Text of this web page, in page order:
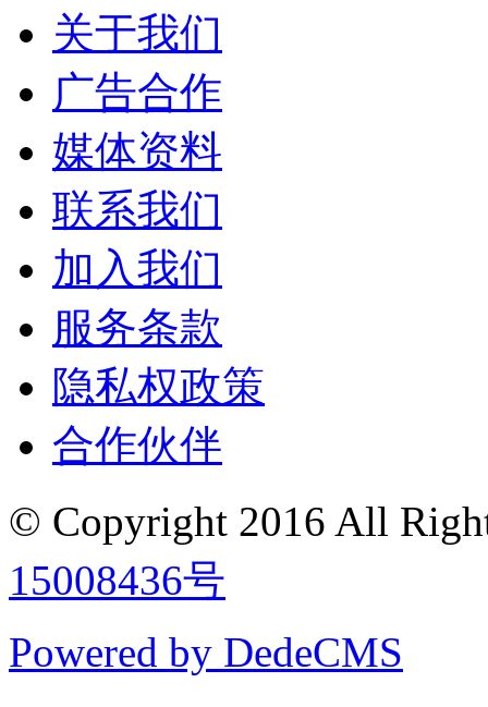
关于我们
广告合作
媒体资料
联系我们
加入我们
服务条款
隐私权政策
合作伙伴
© Copyright 2016 All
15008436号
Powered by DedeCMS